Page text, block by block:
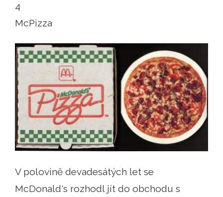
4
McPizza
V polovině devadesátých let se
McDonald's rozhodl jít do obchodu s